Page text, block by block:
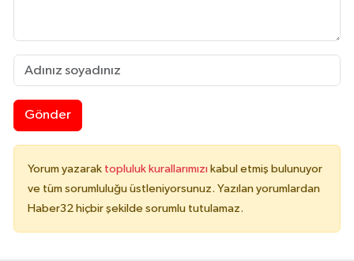
Gönder
Yorum yazarak topluluk kurallarımızı kabul etmiş bulunuyor
ve tüm sorumluluğu üstleniyorsunuz. Yazılan yorumlardan
Haber32 hiçbir şekilde sorumlu tutulamaz.